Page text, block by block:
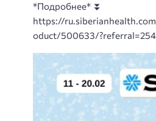
*Подробнее* ⏬
https://
oduct/500633/